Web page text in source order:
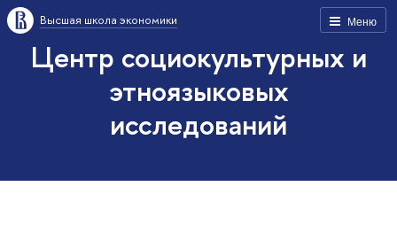
Меню
Высшая школа экономики
Центр социокультурных и
этноязыковых
исследований